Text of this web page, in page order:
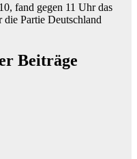
fand gegen 11 Uhr das
Partie Deutschland
Beiträge